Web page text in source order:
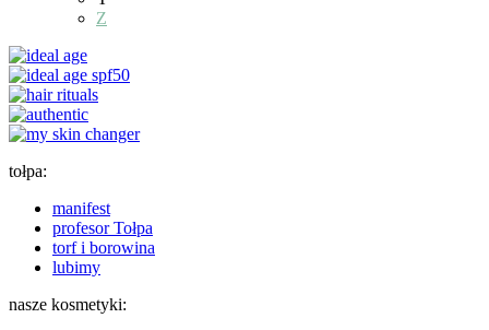
Z
tołpa:
manifest
profesor Tołpa
torf i borowina
lubimy
nasze kosmetyki: